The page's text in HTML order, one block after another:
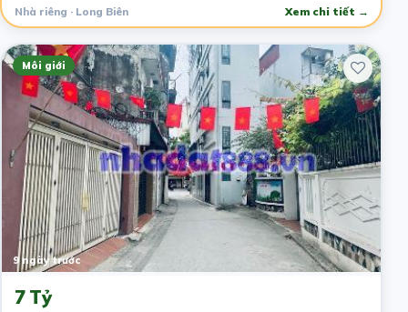
Nhà riêng · Long Biên Xem chi tiết →
Môi giới
9 ngày trước
7 Tỷ